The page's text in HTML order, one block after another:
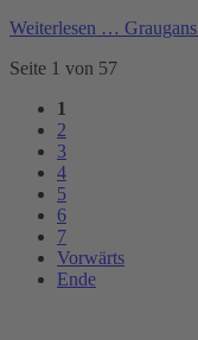
Weiterlesen …
Seite 1 von 57
1
2
3
4
5
6
7
Vorwärts
Ende